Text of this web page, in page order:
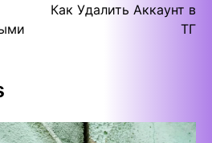
Как Удалить Аккаунт в
ТГ